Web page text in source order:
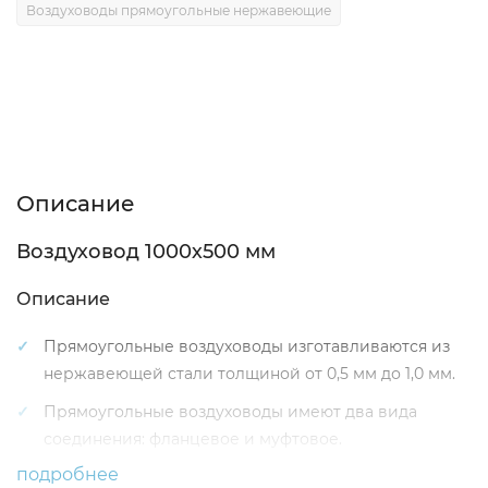
Воздуховоды прямоугольные нержавеющие
Описание
Воздуховод 1000х500 мм
Описание
Прямоугольные воздуховоды изготавливаются из
нержавеющей стали толщиной от 0,5 мм до 1,0 мм.
Прямоугольные воздуховоды имеют два вида
соединения: фланцевое и муфтовое.
Стандартная длина прямоугольного воздуховода 1,25
подробнее